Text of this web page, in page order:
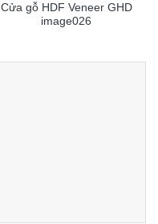
Cửa gỗ HDF Veneer GHD
image026